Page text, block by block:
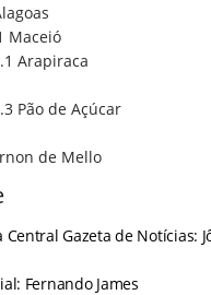
Maceió
Arapiraca
Pão de Açúcar
de Mello
Central Gazeta de Notícias:
Fernando James